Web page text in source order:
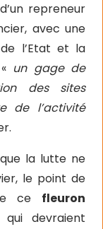
repreneur
avec une
l’Etat et la
un gage de
des sites
de l’activité
la lutte ne
le point de
ce fleuron
devraient